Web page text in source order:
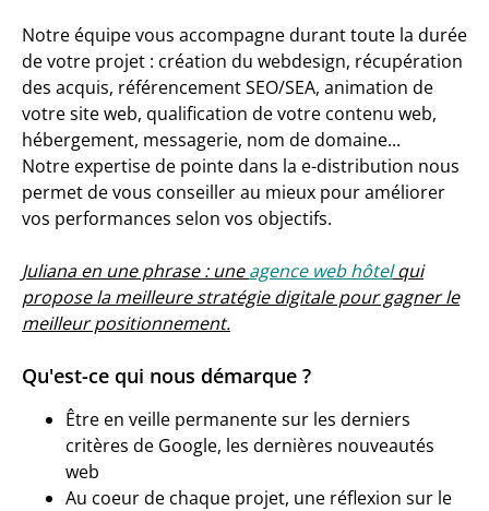
Notre équipe vous accompagne durant toute la durée
de votre projet : création du webdesign, récupération
des acquis, référencement SEO/SEA, animation de
votre site web, qualification de votre contenu web,
hébergement, messagerie, nom de domaine...
Notre expertise de pointe dans la e-distribution nous
permet de vous conseiller au mieux pour améliorer
vos performances selon vos objectifs.
Juliana en une phrase : uneagence web hôtelqui
propose la meilleure stratégie digitale pour gagner le
meilleur positionnement.
Qu'est-ce qui nous démarque ?
Être en veille permanente sur les derniers
critères de Google, les dernières nouveautés
web
Au coeur de chaque projet, une réflexion sur le